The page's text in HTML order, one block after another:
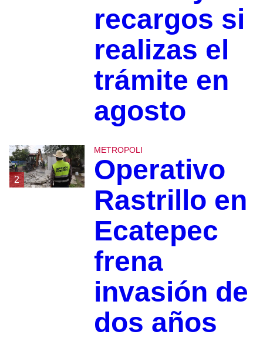
recargos si
realizas el
trámite en
agosto
2
METROPOLI
Operativo
Rastrillo en
Ecatepec
frena
invasión de
dos años